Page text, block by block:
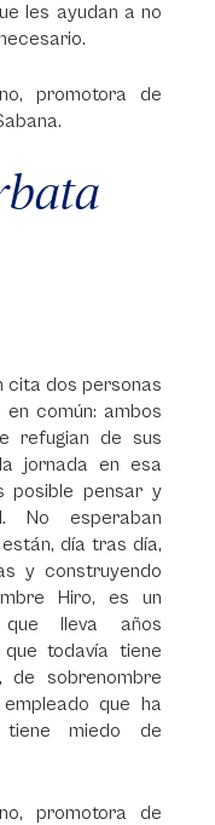
les ayudan a no
promotora de
cita dos personas
común: ambos
refugian de sus
jornada en esa
posible pensar y
No esperaban
día tras día,
y construyendo
Hiro, es un
que lleva años
todavía tiene
de sobrenombre
que ha
miedo de
promotora de